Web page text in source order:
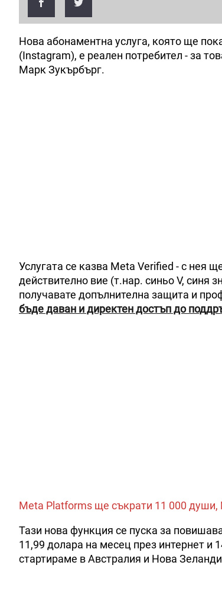
Нова абонаментна услуга, която ще
(Instagram), е реален потребител - за
Марк Зукърбърг.
Услугата се казва Meta Verified - с нея
действително вие (т.нар. синьо V,
получавате допълнителна защита и
бъде даван и директен достъп до
Meta Platforms ще съкрати 11 000 души,
Тази нова функция се пуска за
11,99 долара на месец през интернет и
стартираме в Австралия и Нова